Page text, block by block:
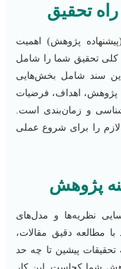
پژوهش) اهمیت
کلی تحقیق شما را شامل
سند شامل بخش‌هایی
پژوهش، اهداف، فرضیات
و زمان‌بندی است.
لازم را برای شروع عملی
نظریه‌ها و مدل‌های
مطالعه دقیق مقالات،
تحقیقات پیشین تا چه حد